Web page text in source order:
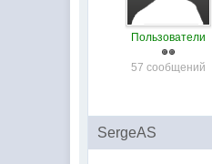
Пользователи
57 сообщений
SergeAS